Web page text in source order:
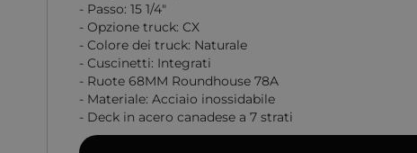
- Passo: 15 1/4"
- Opzione truck: CX
- Colore dei truck: Naturale
- Cuscinetti: Integrati
- Ruote 68MM Roundhouse 78A
- Materiale: Acciaio inossidabile
- Deck in acero canadese a 7 strati